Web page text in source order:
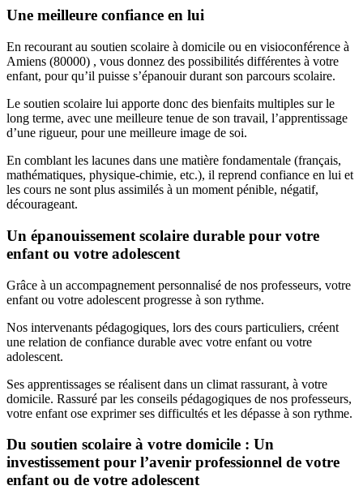
Une meilleure confiance en lui
En recourant au soutien scolaire à domicile ou en visioconférence à
Amiens (80000) , vous donnez des possibilités différentes à votre
enfant, pour qu’il puisse s’épanouir durant son parcours scolaire.
Le soutien scolaire lui apporte donc des bienfaits multiples sur le
long terme, avec une meilleure tenue de son travail, l’apprentissage
d’une rigueur, pour une meilleure image de soi.
En comblant les lacunes dans une matière fondamentale (français,
mathématiques, physique-chimie, etc.), il reprend confiance en lui et
les cours ne sont plus assimilés à un moment pénible, négatif,
décourageant.
Un épanouissement scolaire durable pour votre
enfant ou votre adolescent
Grâce à un accompagnement personnalisé de nos professeurs, votre
enfant ou votre adolescent progresse à son rythme.
Nos intervenants pédagogiques, lors des cours particuliers, créent
une relation de confiance durable avec votre enfant ou votre
adolescent.
Ses apprentissages se réalisent dans un climat rassurant, à votre
domicile. Rassuré par les conseils pédagogiques de nos professeurs,
votre enfant ose exprimer ses difficultés et les dépasse à son rythme.
Du soutien scolaire à votre domicile : Un
investissement pour l’avenir professionnel de votre
enfant ou de votre adolescent